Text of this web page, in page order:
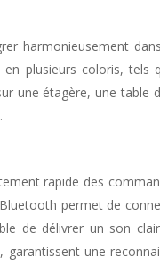
harmonieusement
plusieurs coloris,
une étagère, une table
rapide des
permet de
de délivrer un son
une